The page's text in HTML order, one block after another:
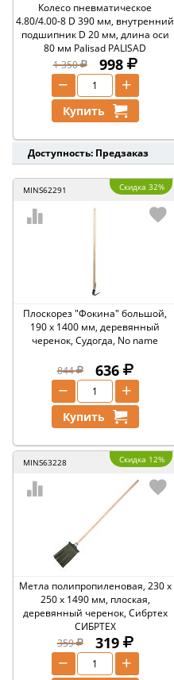
Колесо пневматическое
4.80/4.00-8 D 390 мм, внутренний
подшипник D 20 мм, длина оси
80 мм Palisad PALISAD
1 350
998
+
−
Купить
Доступность: Предзаказ
MINS62291 Скидка 32%
Плоскорез "Фокина" большой,
190 х 1400 мм, деревянный
черенок, Судогда, No name
844 636
+
−
Купить
MINS63228 Скидка 12%
Метла полипропиленовая, 230 х
250 х 1490 мм, плоская,
деревянный черенок, Сибртех
СИБРТЕХ
359
319
+
−